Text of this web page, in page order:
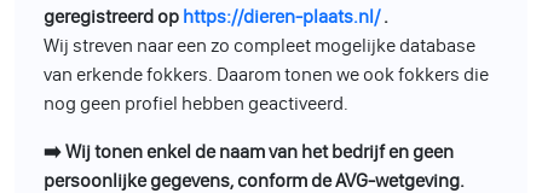
geregistreerd op https://dieren-plaats.nl/.
Wij streven naar een zo compleet mogelijke database
van erkende fokkers. Daarom tonen we ook fokkers die
nog geen profiel hebben geactiveerd.
➡️ Wij tonen enkel de naam van het bedrijf en geen
persoonlijke gegevens, conform de AVG-wetgeving.